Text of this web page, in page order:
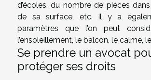
d’écoles, du nombre de pièces
de sa surface, etc. Il y a
paramètres que l’on peut
l’ensoleillement, le balcon, le calme,
Se prendre un avocat
protéger ses droits